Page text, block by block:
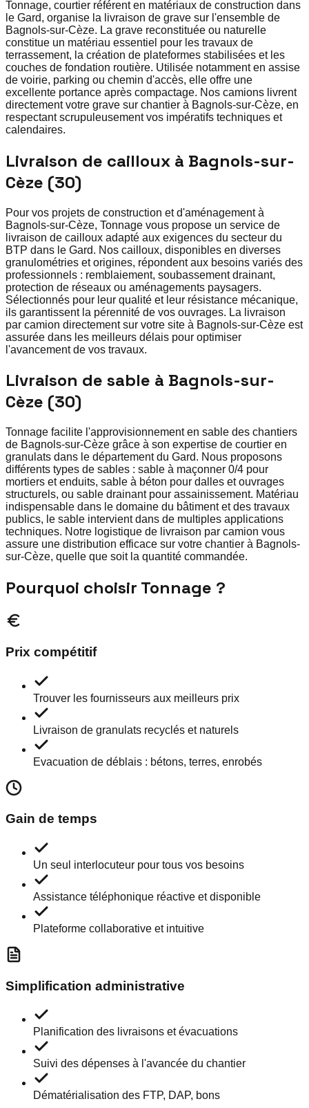
Tonnage, courtier référent en matériaux de construction dans
le Gard, organise la livraison de grave sur l'ensemble de
Bagnols-sur-Cèze. La grave reconstituée ou naturelle
constitue un matériau essentiel pour les travaux de
terrassement, la création de plateformes stabilisées et les
couches de fondation routière. Utilisée notamment en assise
de voirie, parking ou chemin d'accès, elle offre une
excellente portance après compactage. Nos camions livrent
directement votre grave sur chantier à Bagnols-sur-Cèze, en
respectant scrupuleusement vos impératifs techniques et
calendaires.
Livraison de cailloux à Bagnols-sur-
Cèze (30)
Pour vos projets de construction et d'aménagement à
Bagnols-sur-Cèze, Tonnage vous propose un service de
livraison de cailloux adapté aux exigences du secteur du
BTP dans le Gard. Nos cailloux, disponibles en diverses
granulométries et origines, répondent aux besoins variés des
professionnels : remblaiement, soubassement drainant,
protection de réseaux ou aménagements paysagers.
Sélectionnés pour leur qualité et leur résistance mécanique,
ils garantissent la pérennité de vos ouvrages. La livraison
par camion directement sur votre site à Bagnols-sur-Cèze est
assurée dans les meilleurs délais pour optimiser
l'avancement de vos travaux.
Livraison de sable à Bagnols-sur-
Cèze (30)
Tonnage facilite l'approvisionnement en sable des chantiers
de Bagnols-sur-Cèze grâce à son expertise de courtier en
granulats dans le département du Gard. Nous proposons
différents types de sables : sable à maçonner 0/4 pour
mortiers et enduits, sable à béton pour dalles et ouvrages
structurels, ou sable drainant pour assainissement. Matériau
indispensable dans le domaine du bâtiment et des travaux
publics, le sable intervient dans de multiples applications
techniques. Notre logistique de livraison par camion vous
assure une distribution efficace sur votre chantier à Bagnols-
sur-Cèze, quelle que soit la quantité commandée.
Pourquoi choisir Tonnage ?
Prix compétitif
Trouver les fournisseurs aux meilleurs prix
Livraison de granulats recyclés et naturels
Evacuation de déblais : bétons, terres, enrobés
Gain de temps
Un seul interlocuteur pour tous vos besoins
Assistance téléphonique réactive et disponible
Plateforme collaborative et intuitive
Simplification administrative
Planification des livraisons et évacuations
Suivi des dépenses à l'avancée du chantier
Dématérialisation des FTP, DAP, bons